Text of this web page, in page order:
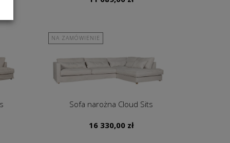
NA ZAMÓWIENIE
Sofa narożna Cloud Sits
16 330,00 zł